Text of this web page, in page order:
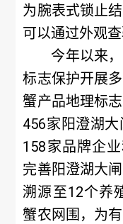
为腕表式锁止
可以通过外观
今年以来
标志保护开展
蟹产品地理标
456家阳澄湖大
158家品牌企
完善阳澄湖大
溯源至12个养
蟹农网围，为